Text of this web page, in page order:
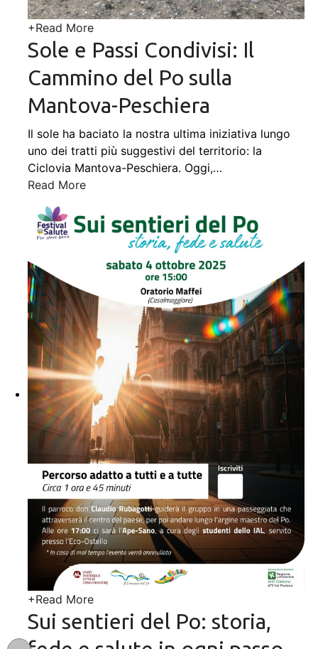
+Read More
Sole e Passi Condivisi: Il
Cammino del Po sulla
Mantova-Peschiera
Il sole ha baciato la nostra ultima iniziativa lungo
uno dei tratti più suggestivi del territorio: la
Ciclovia Mantova-Peschiera. Oggi,…
Read More
+Read More
Sui sentieri del Po: storia,